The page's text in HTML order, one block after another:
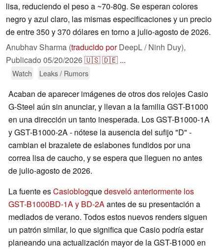
lisa, reduciendo el peso a ~70-80g. Se esperan colores
negro y azul claro, las mismas especificaciones y un precio
de entre 350 y 370 dólares en torno a julio-agosto de 2026.
Anubhav Sharma (traducido porDeepL / Ninh Duy),
Publicado 05/20/2026🇺🇸🇩🇪 ...
Watch Leaks / Rumors
Acaban de aparecer imágenes de otros dos relojes Casio
G-Steel aún sin anunciar, y llevan a la familia GST-B1000
en una dirección un tanto inesperada. Los GST-B1000-1A
y GST-B1000-2A - nótese la ausencia del sufijo "D" -
cambian el brazalete de eslabones fundidos por una
correa lisa de caucho, y se espera que lleguen no antes
de julio-agosto de 2026.
La fuente esCasioblogquedesveló anteriormente los
GST-B1000BD-1A y BD-2Aantes de su presentación a
mediados de verano. Todos estos nuevos renders siguen
un patrón similar, lo que significa que Casio podría estar
planeando una actualización mayor de la GST-B1000 en